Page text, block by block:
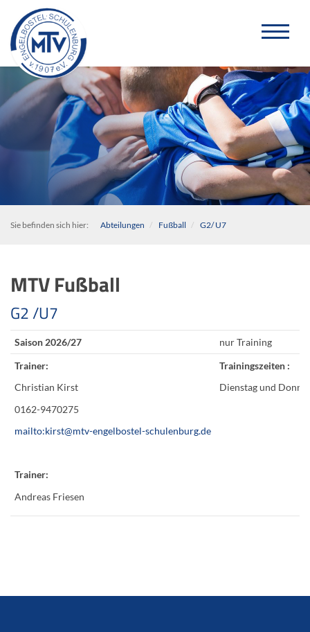
Sie befinden sich hier: Abteilungen Fußball G2/ U7
MTV Fußball
G2 /U7
Saison 2026/27
nur Training
Trainer:
Christian Kirst
0162-9470275
mailto:kirst@mtv-engelbostel-schulenburg.de
Trainer:
Andreas Friesen
Trainingszeiten :
Dienstag und